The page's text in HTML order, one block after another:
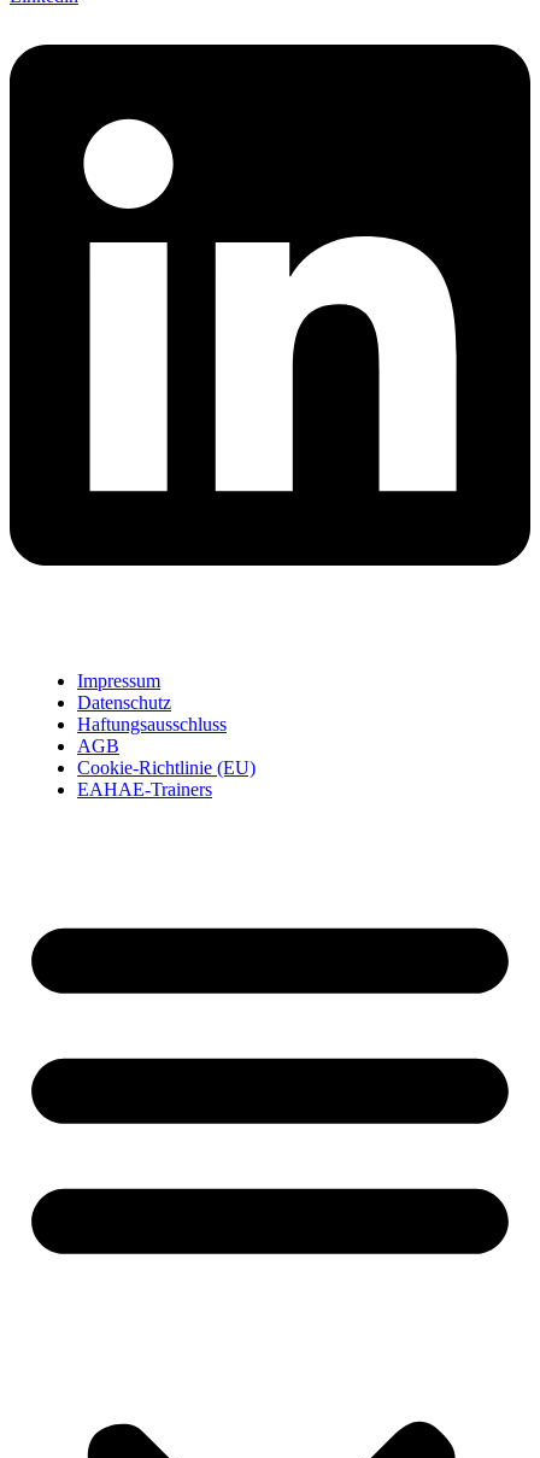
Impressum
Datenschutz
Haftungsausschluss
AGB
Cookie-Richtlinie (EU)
EAHAE-Trainers